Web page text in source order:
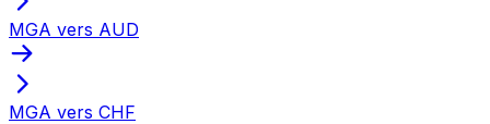
MGA vers AUD
MGA vers CHF